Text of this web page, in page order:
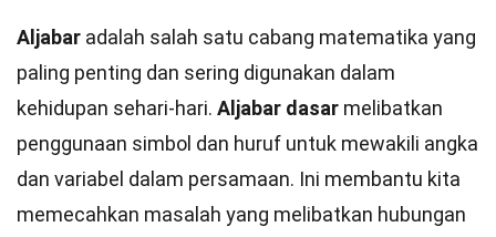
Aljabar adalah salah satu cabang matematika yang
paling penting dan sering digunakan dalam
kehidupan sehari-hari. Aljabar dasar melibatkan
penggunaan simbol dan huruf untuk mewakili angka
dan variabel dalam persamaan. Ini membantu kita
memecahkan masalah yang melibatkan hubungan